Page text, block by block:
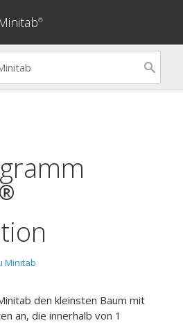
®
®
Minitab
den kleinsten Baum mit
an, die innerhalb von 1